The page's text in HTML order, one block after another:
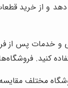
و از خرید
و خدمات پس از
مختلف